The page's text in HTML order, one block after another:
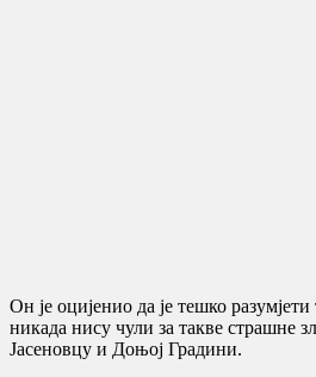
Он је оцијенио да је тешко
никада нису чули за такве страшне
Јасеновцу и Доњој Градини.